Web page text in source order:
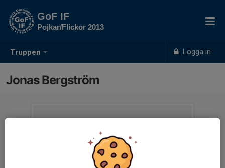
Truppen Logga in
GoF IF
Pojkar/Flickor 2013
Jonas Bergström